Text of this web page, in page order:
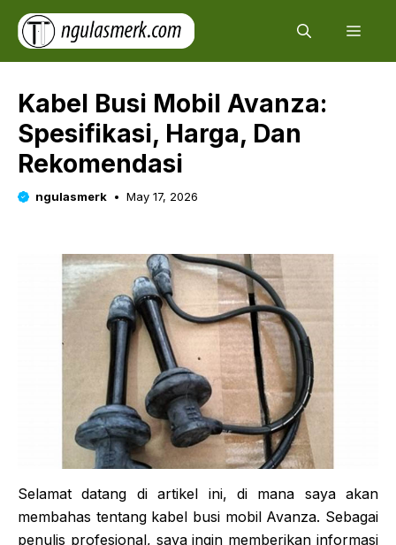
Skip
content
Kabel Busi Mobil Avanza:
Spesifikasi, Harga, Dan
Rekomendasi
ngulasmerk May 17, 2026
Selamat datang di artikel ini, di mana saya akan
membahas tentang kabel busi mobil Avanza. Sebagai
penulis profesional, saya ingin memberikan informasi